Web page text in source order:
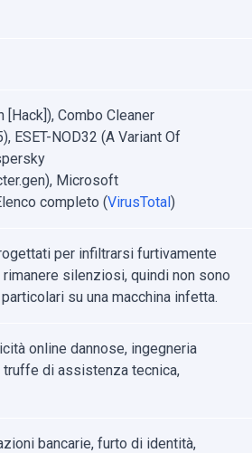
Combo Cleaner
ESET-NOD32 (A Variant Of
Microsoft
completo (VirusTotal)
per infiltrarsi furtivamente
silenziosi, quindi non sono
su una macchina infetta.
online dannose, ingegneria
truffe di assistenza tecnica,
bancarie, furto di identità,